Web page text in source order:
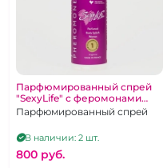
Парфюмированный спрей
"SexyLife" с феромонами
женский № 32
Парфюмированный спрей
В наличии: 2 шт.
800 pуб.